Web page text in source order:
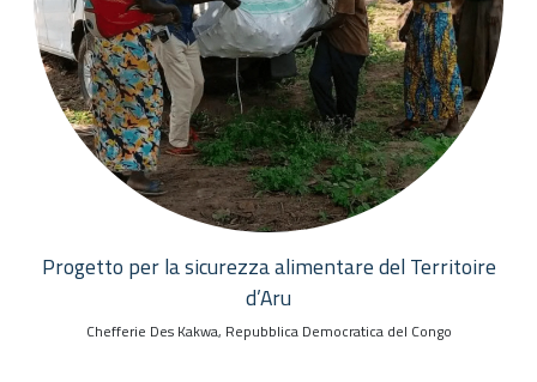
Progetto per la sicurezza alimentare del Territoire
d’Aru
Chefferie Des Kakwa, Repubblica Democratica del Congo